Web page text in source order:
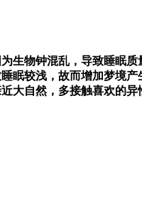
生物钟混乱，导致睡眠
较浅，故而增加梦境
自然，多接触喜欢的异